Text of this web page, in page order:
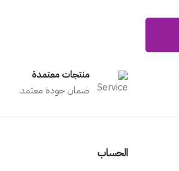
منتجات معتمدة
ضمان جودة معتمد.
الحساب